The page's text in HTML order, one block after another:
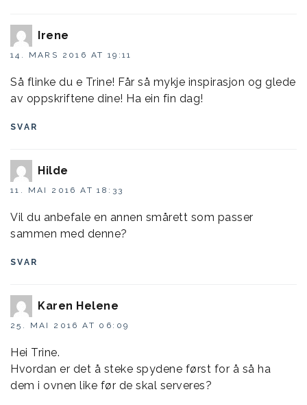
Irene
14. MARS 2016 AT 19:11
Så flinke du e Trine! Får så mykje inspirasjon og glede
av oppskriftene dine! Ha ein fin dag!
SVAR
Hilde
11. MAI 2016 AT 18:33
Vil du anbefale en annen smårett som passer
sammen med denne?
SVAR
Karen Helene
25. MAI 2016 AT 06:09
Hei Trine.
Hvordan er det å steke spydene først for å så ha
dem i ovnen like før de skal serveres?